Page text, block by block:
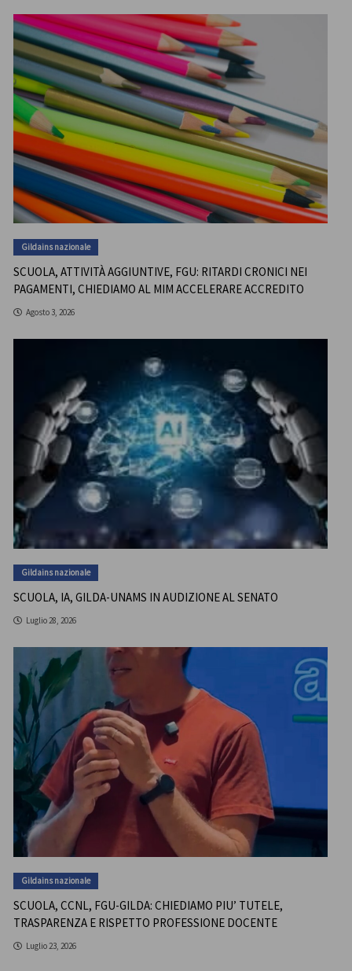
Gildains nazionale
SCUOLA, ATTIVITÀ AGGIUNTIVE, FGU: RITARDI CRONICI NEI
PAGAMENTI, CHIEDIAMO AL MIM ACCELERARE ACCREDITO
Agosto 3, 2026
Gildains nazionale
SCUOLA, IA, GILDA-UNAMS IN AUDIZIONE AL SENATO
Luglio 28, 2026
Gildains nazionale
SCUOLA, CCNL, FGU-GILDA: CHIEDIAMO PIU’ TUTELE,
TRASPARENZA E RISPETTO PROFESSIONE DOCENTE
Luglio 23, 2026